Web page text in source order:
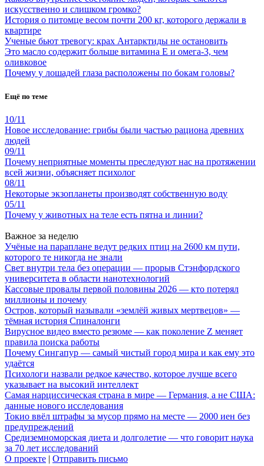
искусственно и слишком громко?
История о питомце весом почти 200 кг, которого держали в
квартире
Ученые бьют тревогу: крах Антарктиды не остановить
Это масло содержит больше витамина Е и омега-3, чем
оливковое
Почему у лошадей глаза расположены по бокам головы?
Ещё по теме
10/11
Новое исследование: грибы были частью рациона древних
людей
09/11
Почему неприятные моменты преследуют нас на протяжении
всей жизни, объясняет психолог
08/11
Некоторые экзопланеты производят собственную воду
05/11
Почему у животных на теле есть пятна и линии?
Важное за неделю
Учёные на параплане ведут редких птиц на 2600 км пути,
которого те никогда не знали
Свет внутри тела без операции — прорыв Стэнфордского
университета в области нанотехнологий
Кассовые провалы первой половины 2026 — кто потерял
миллионы и почему
Остров, который называли «землёй живых мертвецов» —
тёмная история Спиналонги
Вирусное видео вместо резюме — как поколение Z меняет
правила поиска работы
Почему Сингапур — самый чистый город мира и как ему это
удаётся
Психологи назвали редкое качество, которое лучше всего
указывает на высокий интеллект
Самая нарциссическая страна в мире — Германия, а не США:
данные нового исследования
Токио ввёл штрафы за мусор прямо на месте — 2000 иен без
предупреждений
Средиземноморская диета и долголетие — что говорит наука
за 70 лет исследований
О проекте | Отправить письмо